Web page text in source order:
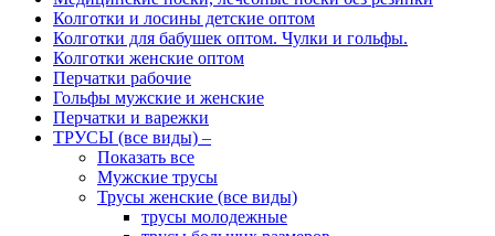
Колготки и лосины детские оптом
Колготки для бабушек оптом. Чулки и гольфы.
Колготки женские оптом
Перчатки рабочие
Гольфы мужские и женские
Перчатки и варежки
ТРУСЫ (все виды) –
Показать все
Мужские трусы
Трусы женские (все виды)
трусы молодежные